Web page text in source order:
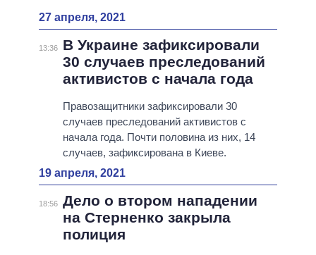
27 апреля, 2021
13:36
В Украине зафиксировали
30 случаев преследований
активистов с начала года
Правозащитники зафиксировали 30
случаев преследований активистов с
начала года. Почти половина из них, 14
случаев, зафиксирована в Киеве.
19 апреля, 2021
18:56 Дело о втором нападении
на Стерненко закрыла
полиция